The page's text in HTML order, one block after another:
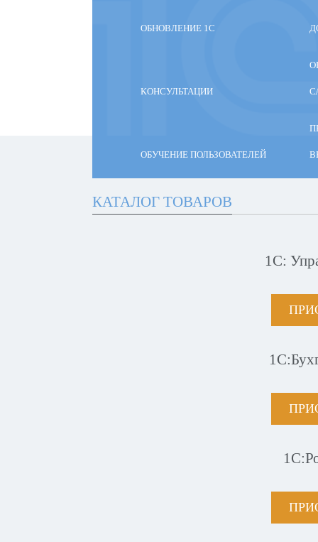
ОБНОВЛЕНИЕ 1С
КОНСУЛЬТАЦИИ
ОБУЧЕНИЕ ПОЛЬЗОВАТЕЛЕЙ
КАТАЛОГ ТОВАРОВ
1С: